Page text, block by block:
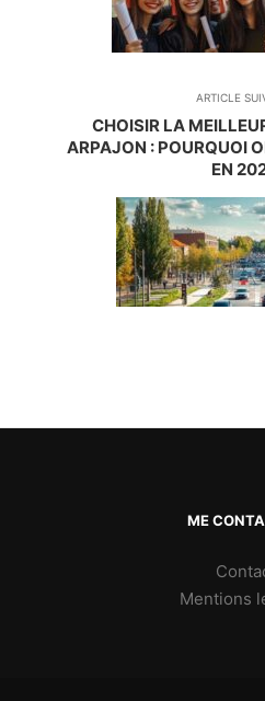
ARTICLE
CHOISIR LA
ARPAJON : POURQUOI
EN
ME
Mentions